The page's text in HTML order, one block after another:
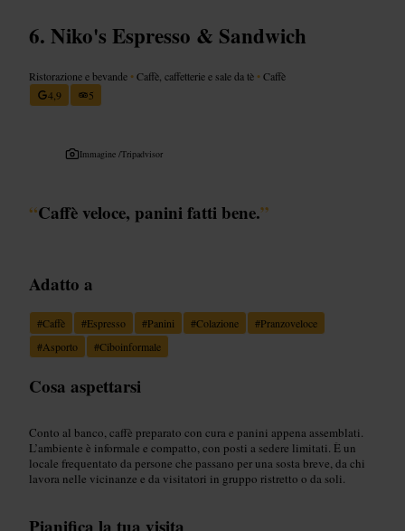
Niko's Espresso & Sandwich
Ristorazione e bevande •Caffè, caffetterie e sale da tè •Caffè
4,9
5
Immagine /Tripadvisor
“Caffè veloce, panini fatti bene.”
Adatto a
#Caffè #Espresso #Panini #Colazione #Pranzoveloce
#Asporto #Ciboinformale
Cosa aspettarsi
Conto al banco, caffè preparato con cura e panini appena assemblati.
L’ambiente è informale e compatto, con posti a sedere limitati. È un
locale frequentato da persone che passano per una sosta breve, da chi
lavora nelle vicinanze e da visitatori in gruppo ristretto o da soli.
Pianifica la tua visita